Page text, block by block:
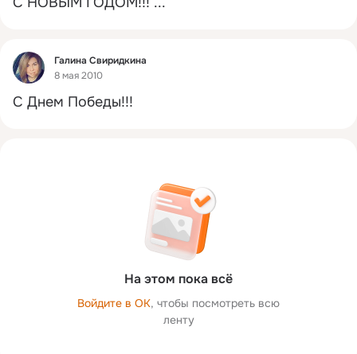
Фид
Галина Свиридкина
8 мая 2010
С Днем Победы!!!
На этом пока всё
Войдите в ОК, чтобы посмотреть всю
ленту